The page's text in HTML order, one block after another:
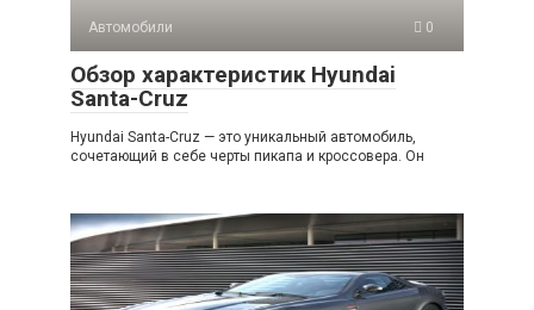
Автомобили 0
Обзор характеристик Hyundai
Santa-Cruz
Hyundai Santa-Cruz — это уникальный автомобиль,
сочетающий в себе черты пикапа и кроссовера. Он